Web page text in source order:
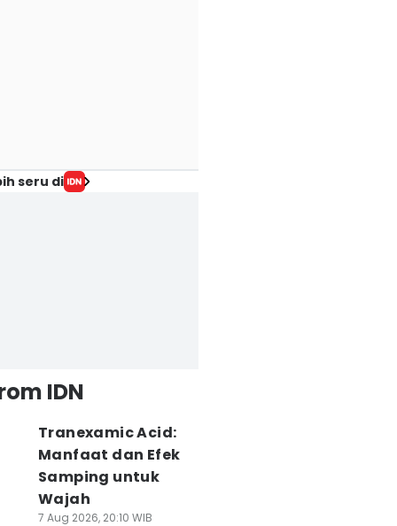
seru di
IDN
Tranexamic Acid:
Manfaat dan Efek
Samping untuk
Wajah
7 Aug 2026, 20:10 WIB